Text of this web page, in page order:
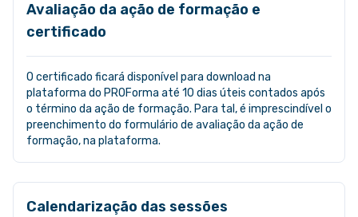
Avaliação da ação de formação e
certificado
O certificado ficará disponível para download na
plataforma do PROForma até 10 dias úteis contados após
o término da ação de formação. Para tal, é imprescindível o
preenchimento do formulário de avaliação da ação de
formação, na plataforma.
Calendarização das sessões